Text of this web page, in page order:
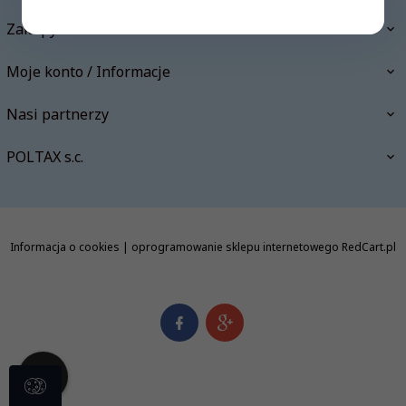
Zakupy
Moje konto / Informacje
Nasi partnerzy
POLTAX s.c.
Informacja o cookies | oprogramowanie sklepu internetowego RedCart.pl